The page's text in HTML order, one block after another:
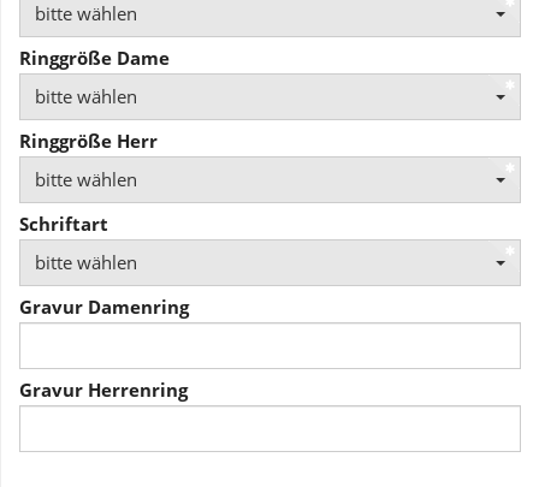
bitte wählen
Ringgröße Dame
bitte wählen
Ringgröße Herr
bitte wählen
Schriftart
bitte wählen
Gravur Damenring
Gravur Herrenring